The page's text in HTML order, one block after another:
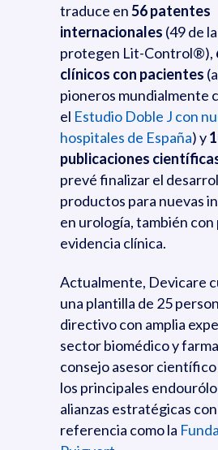
traduce en56 patentes
internacionales (49 de
protegen Lit-Control®),
clínicos con pacientes
pioneros mundialmente
el Estudio Doble J con
hospitales de España) y
publicaciones
prevé finalizar el
productos para nuevas
en urología, también
evidencia clínica.
Actualmente, Devicare
una plantilla de 25
directivo con amplia
sector biomédico y
consejo asesor
los principales
alianzas estratégicas
referencia como la